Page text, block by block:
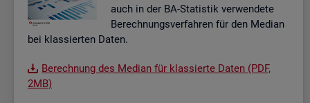
auch in der BA-Sta­tis­tik ver­wen­de­te
Be­rech­nungs­ver­fah­ren für den Me­di­an
bei klas­sier­ten Daten.
Be­rech­nung des Me­di­an für klas­sier­te Daten (PDF,
2MB)